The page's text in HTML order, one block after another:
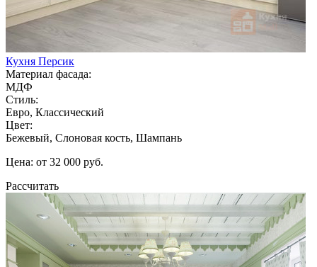
Кухня Персик
Материал фасада:
МДФ
Стиль:
Евро, Классический
Цвет:
Бежевый, Слоновая кость, Шампань
Цена: от 32 000 руб.
Рассчитать